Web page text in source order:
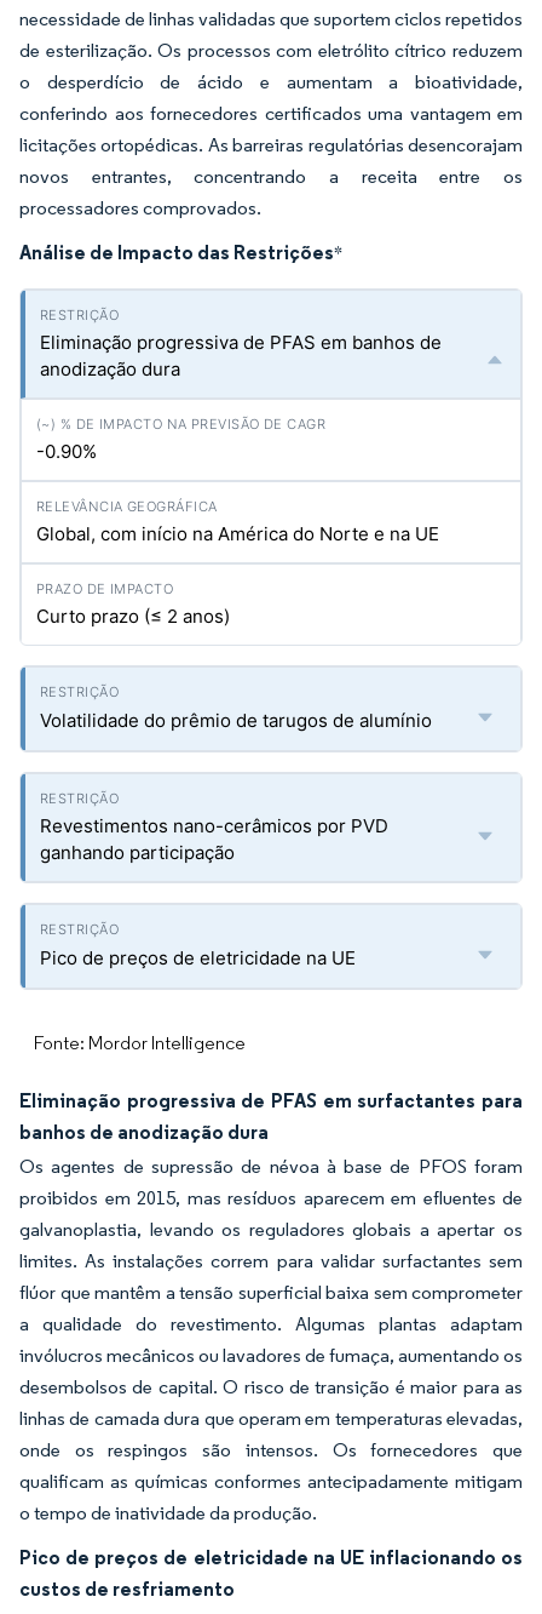
necessidade de linhas validadas que suportem ciclos repetidos
de esterilização. Os processos com eletrólito cítrico reduzem
o desperdício de ácido e aumentam a bioatividade,
conferindo aos fornecedores certificados uma vantagem em
licitações ortopédicas. As barreiras regulatórias desencorajam
novos entrantes, concentrando a receita entre os
processadores comprovados.
Análise de Impacto das Restrições*
Eliminação progressiva de PFAS em banhos de
anodização dura
-0.90%
Global, com início na América do Norte e na UE
Curto prazo (≤ 2 anos)
Volatilidade do prêmio de tarugos de alumínio
Revestimentos nano-cerâmicos por PVD
ganhando participação
Pico de preços de eletricidade na UE
Fonte: Mordor Intelligence
Eliminação progressiva de PFAS em surfactantes para
banhos de anodização dura
Os agentes de supressão de névoa à base de PFOS foram
proibidos em 2015, mas resíduos aparecem em efluentes de
galvanoplastia, levando os reguladores globais a apertar os
limites. As instalações correm para validar surfactantes sem
flúor que mantêm a tensão superficial baixa sem comprometer
a qualidade do revestimento. Algumas plantas adaptam
invólucros mecânicos ou lavadores de fumaça, aumentando os
desembolsos de capital. O risco de transição é maior para as
linhas de camada dura que operam em temperaturas elevadas,
onde os respingos são intensos. Os fornecedores que
qualificam as químicas conformes antecipadamente mitigam
o tempo de inatividade da produção.
Pico de preços de eletricidade na UE inflacionando os
custos de resfriamento